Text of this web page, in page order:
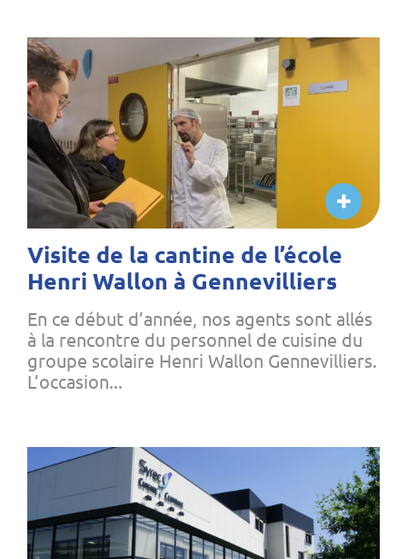
Visite de la cantine de l’école
Henri Wallon à Gennevilliers
En ce début d’année, nos agents sont allés
à la rencontre du personnel de cuisine du
groupe scolaire Henri Wallon Gennevilliers.
L’occasion...